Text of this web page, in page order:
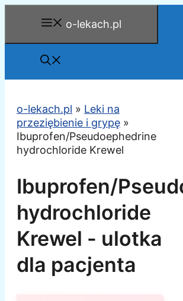
o-lekach.pl
o-lekach.pl » Leki na
przeziębienie i grypę »
Ibuprofen/Pseudoephedrine
hydrochloride Krewel
Ibuprofen/
hydrochloride
Krewel - ulotka
dla pacjenta